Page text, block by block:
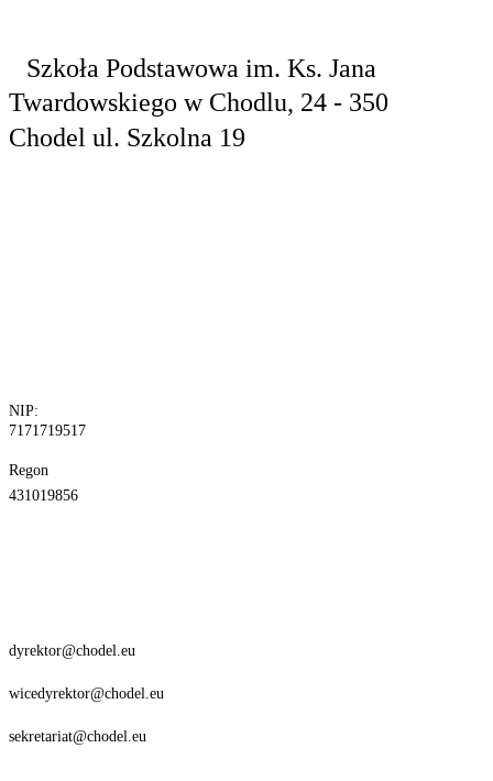
Szkoła Podstawowa im. Ks. Jana
Twardowskiego w Chodlu, 24 - 350
Chodel ul. Szkolna 19
NIP:
7171719517
Regon
431019856
dyrektor@chodel.eu
wicedyrektor@chodel.eu
sekretariat@chodel.eu